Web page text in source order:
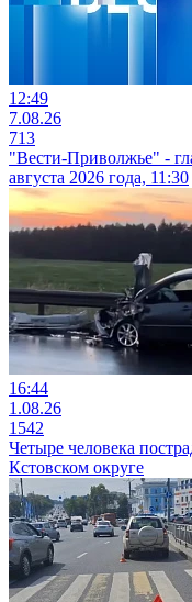
12:49
7.08.26
713
"Вести-Приволжье" -
августа 2026 года, 11:30
16:44
1.08.26
1542
Четыре человека
Кстовском округе